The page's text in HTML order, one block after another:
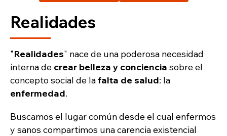
Realidades
"Realidades" nace de una poderosa necesidad
interna de crear belleza y conciencia sobre el
concepto social de lafalta de salud: la
enfermedad.
Buscamos el lugar común desde el cual enfermos
y sanos compartimos una carencia existencial